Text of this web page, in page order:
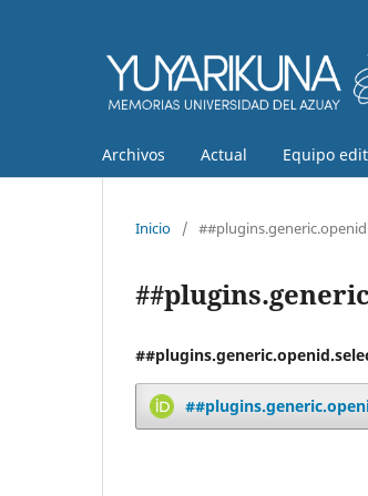
Archivos Actual Equipo
Inicio /